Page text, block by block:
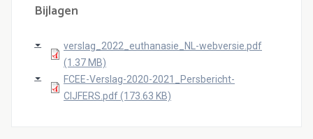
Bijlagen
verslag_2022_euthanasie_NL-webversie.pdf
(1.37 MB)
FCEE-Verslag-2020-2021_Persbericht-
CIJFERS.pdf (173.63 KB)